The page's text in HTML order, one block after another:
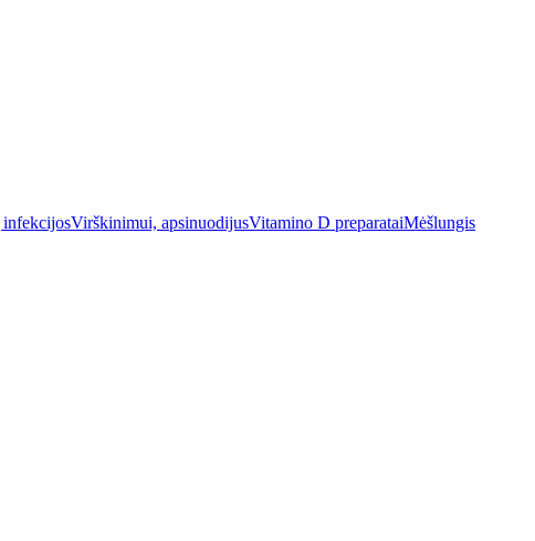
infekcijosVirškinimui, apsinuodijusVitamino D preparataiMėšlungis